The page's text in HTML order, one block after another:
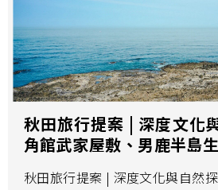
秋田旅行提案 | 深度文化
角館武家屋敷、男鹿半島
秋田旅行提案 | 深度文化與自然